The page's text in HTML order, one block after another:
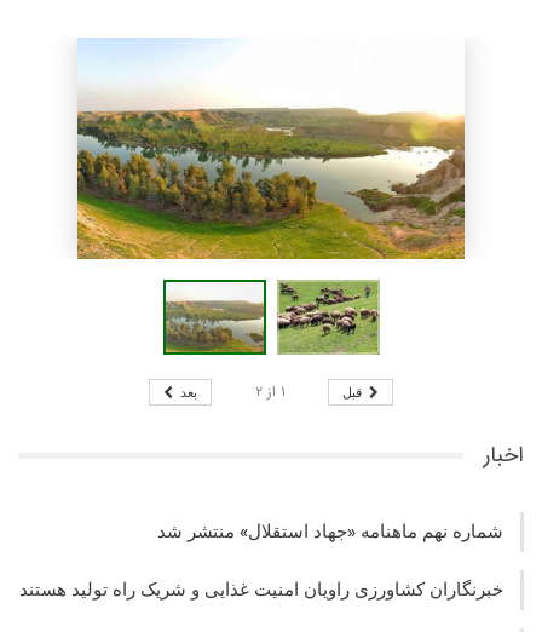
قبل ۱ از۲ بعد
اخبار
شماره نهم ماهنامه «جهاد استقلال» منتشر شد
خبرنگاران کشاورزی راویان امنیت غذایی و شریک راه تولید هستند